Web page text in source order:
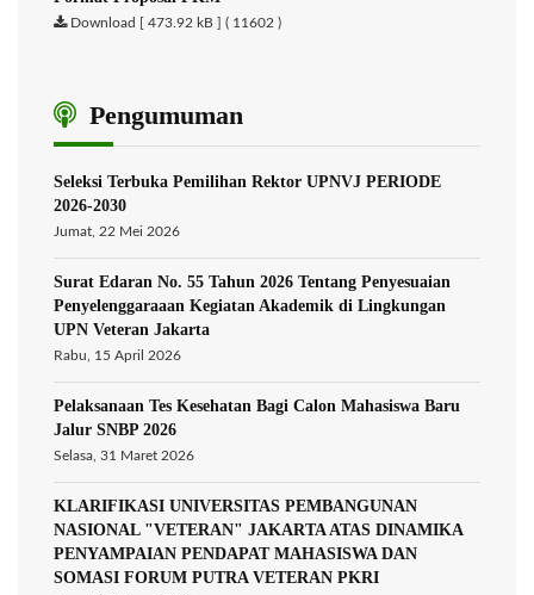
Download [ 473.92 kB ] ( 11602 )
Pengumuman
Seleksi Terbuka Pemilihan Rektor UPNVJ PERIODE
2026-2030
Jumat, 22 Mei 2026
Surat Edaran No. 55 Tahun 2026 Tentang Penyesuaian
Penyelenggaraaan Kegiatan Akademik di Lingkungan
UPN Veteran Jakarta
Rabu, 15 April 2026
Pelaksanaan Tes Kesehatan Bagi Calon Mahasiswa Baru
Jalur SNBP 2026
Selasa, 31 Maret 2026
KLARIFIKASI UNIVERSITAS PEMBANGUNAN
NASIONAL "VETERAN" JAKARTA ATAS DINAMIKA
PENYAMPAIAN PENDAPAT MAHASISWA DAN
SOMASI FORUM PUTRA VETERAN PKRI